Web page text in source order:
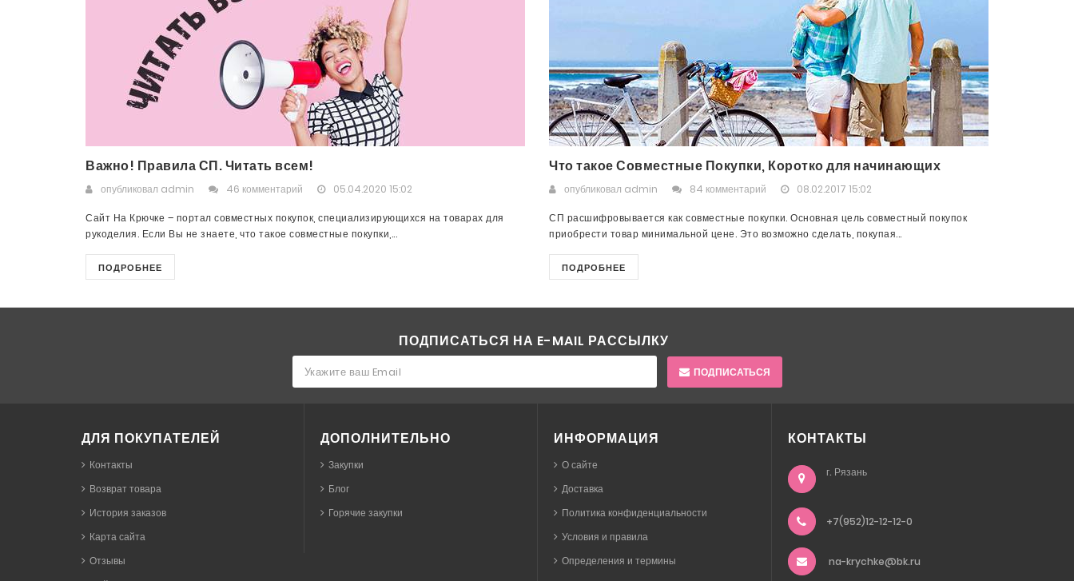
Важно! Правила СП. Читать всем!
опубликовал admin 46 комментарий 05.04.2020 15:02
Сайт На Крючке – портал совместных покупок, специализирующихся на товарах для
рукоделия. Если Вы не знаете, что такое совместные покупки,...
ПОДРОБНЕЕ
Что такое Совместные Покупки, Коротко для начинающих
опубликовал admin 84 комментарий 08.02.2017 15:02
СП расшифровывается как совместные покупки. Основная цель совместный покупок
приобрести товар минимальной цене. Это возможно сделать, покупая...
ПОДРОБНЕЕ
ПОДПИСАТЬСЯ НА E-MAIL РАССЫЛКУ
ПОДПИСАТЬСЯ
ДЛЯ ПОКУПАТЕЛЕЙ
Контакты
Возврат товара
История заказов
Карта сайта
Отзывы
ДОПОЛНИТЕЛЬНО
Закупки
Блог
Горячие закупки
ИНФОРМАЦИЯ
О сайте
Доставка
Политика конфиденциальности
Условия и правила
Определения и термины
КОНТАКТЫ
г. Рязань
+7(952)12-12-12-0
na-krychke@bk.ru